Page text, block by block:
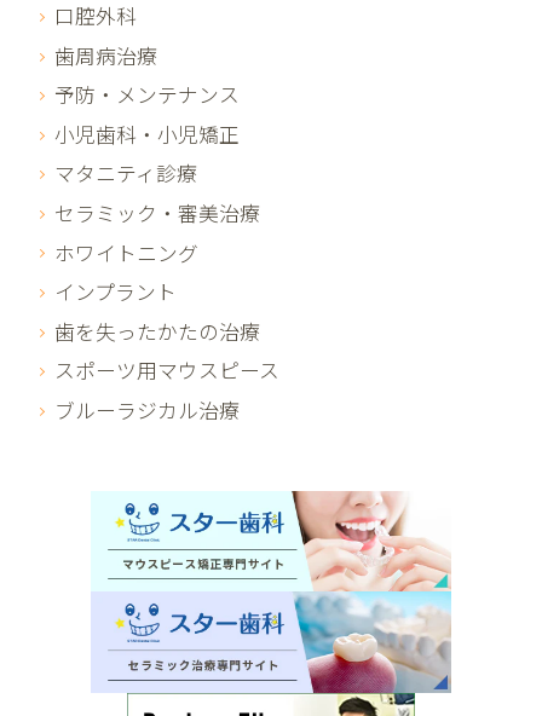
口腔外科
歯周病治療
予防・メンテナンス
小児歯科・小児矯正
マタニティ診療
セラミック・審美治療
ホワイトニング
インプラント
歯を失ったかたの治療
スポーツ用マウスピース
ブルーラジカル治療